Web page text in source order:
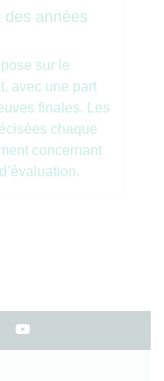
des années
sur le
avec une part
finales. Les
chaque
concernant